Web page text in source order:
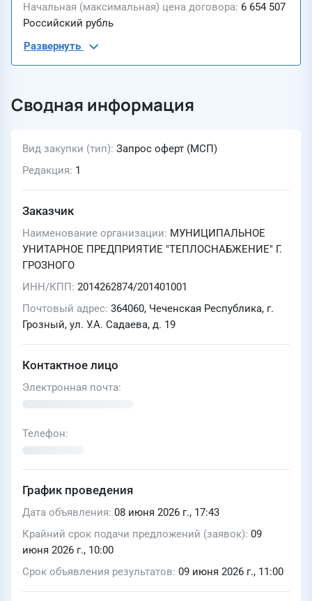
Развернуть
Начальная (максимальная) цена договора 6 654 507
Российский рубль
Сводная информация
Вид закупки (тип) Запрос оферт (МСП)
Редакция 1
Заказчик
Наименование организации МУНИЦИПАЛЬНОЕ
УНИТАРНОЕ ПРЕДПРИЯТИЕ "ТЕПЛОСНАБЖЕНИЕ" Г.
ГРОЗНОГО
ИНН/КПП 2014262874/201401001
Почтовый адрес 364060, Чеченская Республика, г.
Грозный, ул. У.А. Садаева, д. 19
Контактное лицо
Электронная почта
Телефон
График проведения
Дата объявления 08 июня 2026 г., 17:43
Крайний срок подачи предложений (заявок) 09
июня 2026 г., 10:00
Срок объявления результатов 09 июня 2026 г., 11:00